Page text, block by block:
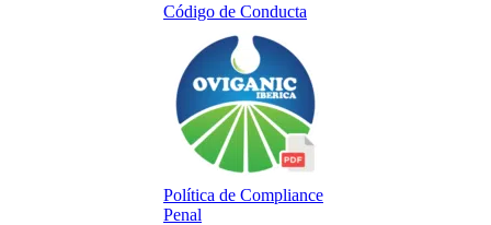
Código de Conducta
Política de Compliance
Penal